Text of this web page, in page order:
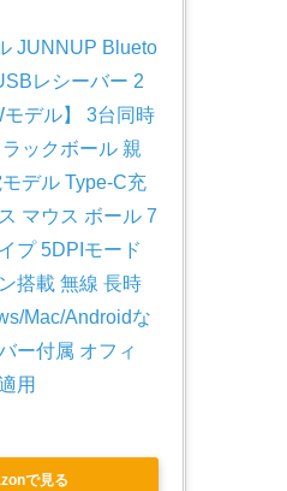
JUNNUP Blueto
レシーバー 2
デル】 3台同時
ックボール 親
デル Type-C充
マウス ボール 7
プ 5DPIモード
搭載 無線 長時
Mac/Androidな
ー付属 オフィ
用
で見る